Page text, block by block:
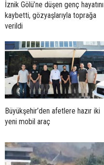
İznik Gölü’ne düşen genç hayatını
kaybetti, gözyaşlarıyla toprağa
verildi
Büyükşehir’den afetlere hazır iki
yeni mobil araç